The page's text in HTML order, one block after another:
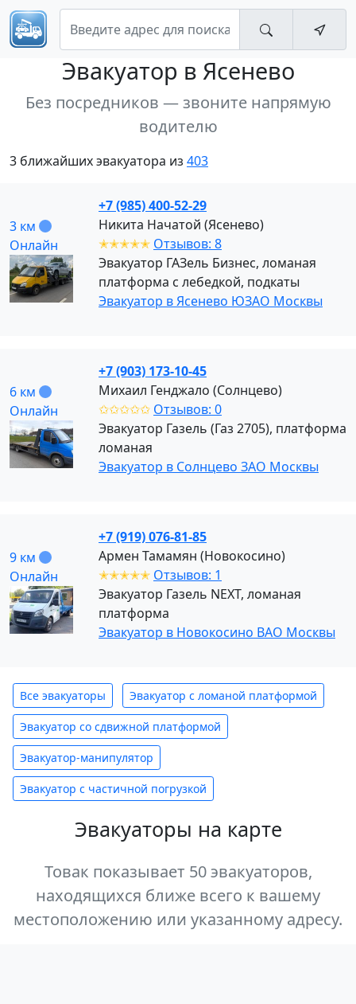
Эвакуатор в Ясенево
Без посредников — звоните напрямую
водителю
3 ближайших эвакуатора из 403
3 км
Онлайн
+7 (985) 400-52-29
Никита Начатой (Ясенево)
✭✭✭✭✭ Отзывов: 8
Эвакуатор ГАЗель Бизнес, ломаная
платформа с лебедкой, подкаты
Эвакуатор в Ясенево ЮЗАО Москвы
6 км
Онлайн
+7 (903) 173-10-45
Михаил Генджало (Солнцево)
✩✩✩✩✩ Отзывов: 0
Эвакуатор Газель (Газ 2705), платформа
ломаная
Эвакуатор в Солнцево ЗАО Москвы
9 км
Онлайн
+7 (919) 076-81-85
Армен Тамамян (Новокосино)
✭✭✭✭✭ Отзывов: 1
Эвакуатор Газель NEXT, ломаная
платформа
Эвакуатор в Новокосино ВАО Москвы
Все эвакуаторы Эвакуатор с ломаной платформой
Эвакуатор со сдвижной платформой
Эвакуатор-манипулятор
Эвакуатор с частичной погрузкой
Эвакуаторы на карте
Товак показывает 50 эвакуаторов,
находящихся ближе всего к вашему
местоположению или указанному адресу.